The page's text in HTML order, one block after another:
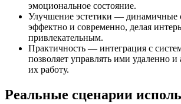
эмоциональное состояние.
Улучшение эстетики — динамичные
эффектно и современно, делая
привлекательным.
Практичность — интеграция с
позволяет управлять ими удаленно и
их работу.
Реальные сценарии